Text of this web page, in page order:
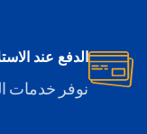
الدفع عند
نوفر خدمات